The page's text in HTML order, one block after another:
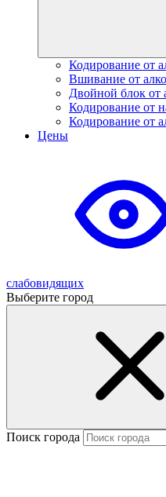
Кодирование от
Вшивание от
Двойной блок от
Кодирование от
Кодирование от
Цены
слабовидящих
Выберите город
Поиск города